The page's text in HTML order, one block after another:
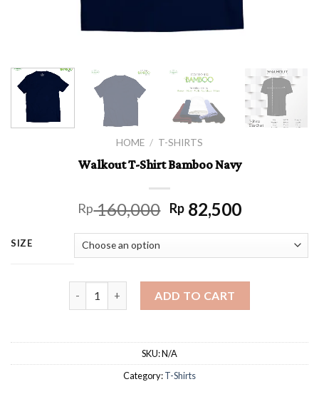
HOME / T-SHIRTS
Walkout T-Shirt Bamboo Navy
Rp160,000 Rp82,500
SIZE
ADD TO CART
SKU:N/A
Category:T-Shirts